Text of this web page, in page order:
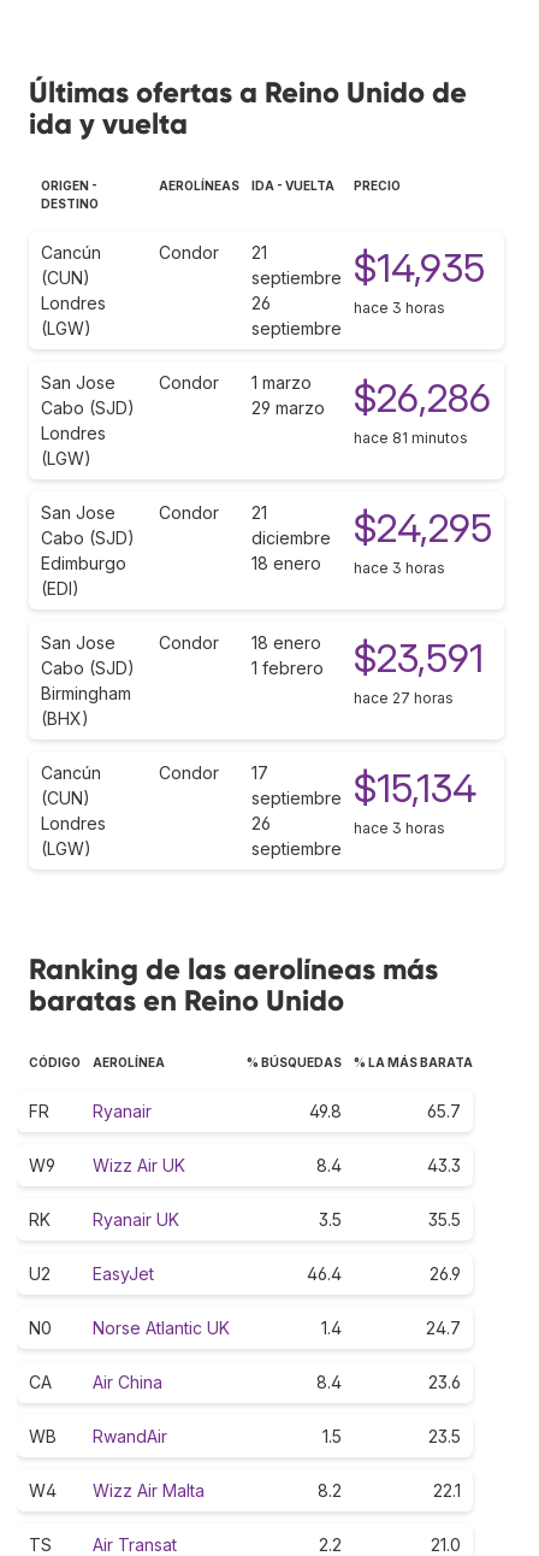
Últimas ofertas a Reino Unido de
ida y vuelta
ORIGEN -
DESTINO
AEROLÍNEAS IDA - VUELTA PRECIO
Cancún
(CUN)
Londres
(LGW)
Condor
21
septiembre
26
septiembre
$14,935
hace 3 horas
San Jose
Cabo (SJD)
Londres
(LGW)
Condor
1 marzo
29 marzo
$26,286
hace 81 minutos
San Jose
Cabo (SJD)
Edimburgo
(EDI)
Condor
21
diciembre
18 enero
$24,295
hace 3 horas
San Jose
Cabo (SJD)
Birmingham
(BHX)
Condor
18 enero
1 febrero
$23,591
hace 27 horas
Cancún
(CUN)
Londres
(LGW)
Condor
17
septiembre
26
septiembre
$15,134
hace 3 horas
Ranking de las aerolíneas más
baratas en Reino Unido
CÓDIGO AEROLÍNEA % BÚSQUEDAS % LA MÁS BARATA
FR Ryanair 49.8 65.7
W9 Wizz Air UK 8.4 43.3
RK Ryanair UK 3.5 35.5
U2 EasyJet 46.4 26.9
N0 Norse Atlantic UK 1.4 24.7
CA Air China 8.4 23.6
WB RwandAir 1.5 23.5
W4 Wizz Air Malta 8.2 22.1
TS Air Transat 2.2 21.0